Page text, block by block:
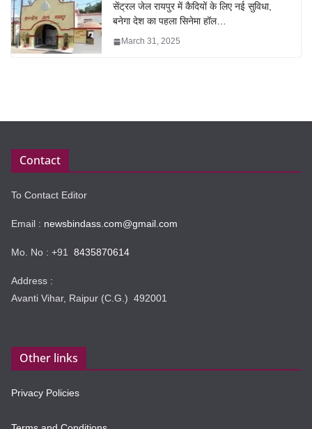
सेंट्रल जेल रायपुर में कैदियों के लिए नई सुविधा,
बनेगा देश का पहला सिनेमा हॉल…
March 31, 2025
Contact
To Contact Editor
Email : newsbindass.com@gmail.com
Mo. No : +91 8435870614
Address :
Avanti Vihar, Raipur (C.G.) 492001
Other links
Privacy Policies